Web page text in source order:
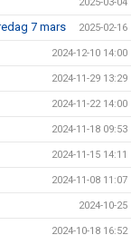
7 mars 2025-02-16
2024-12-10 14:00
2024-11-29 13:29
2024-11-22 14:00
2024-11-18 09:53
2024-11-15 14:11
2024-11-08 11:07
2024-10-25
2024-10-18 16:52